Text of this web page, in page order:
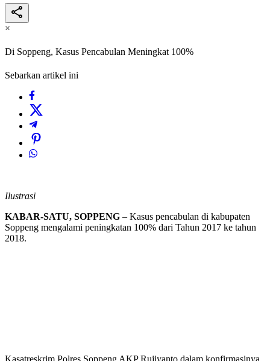
×
Di Soppeng, Kasus Pencabulan Meningkat 100%
Sebarkan artikel ini
Ilustrasi
KABAR-SATU, SOPPENG – Kasus pencabulan di kabupaten
Soppeng mengalami peningkatan 100% dari Tahun 2017 ke tahun
2018.